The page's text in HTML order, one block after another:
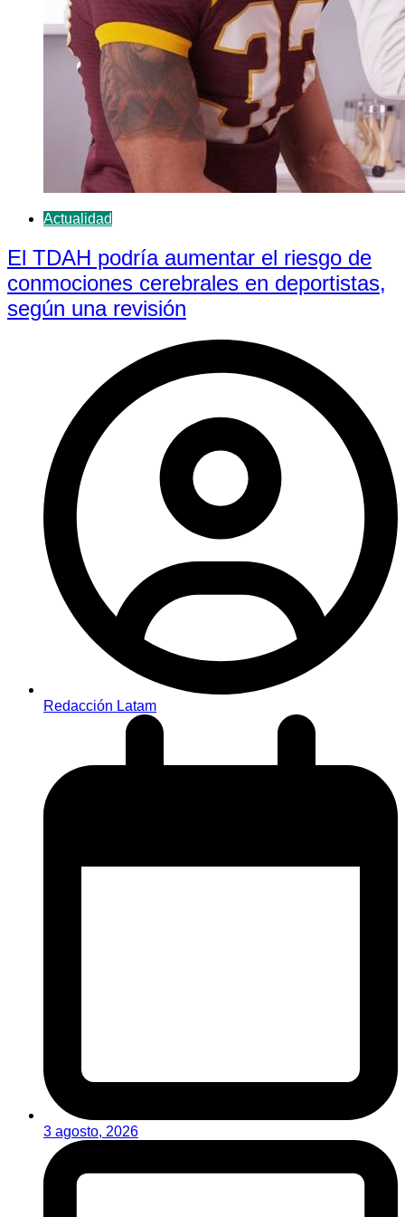
Actualidad
El TDAH podría aumentar el riesgo de
conmociones cerebrales en deportistas,
según una revisión
Redacción Latam
3 agosto, 2026